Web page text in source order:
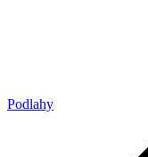
Podlahy